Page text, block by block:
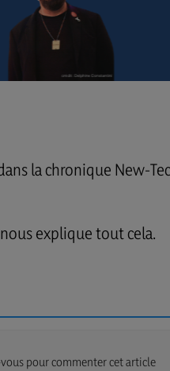
la chronique New-
explique tout cela.
pour commenter cet article